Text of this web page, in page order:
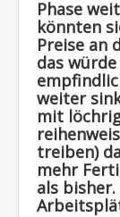
Phase
könnten
Preise an
das
weiter
mit
treiben)
mehr
als